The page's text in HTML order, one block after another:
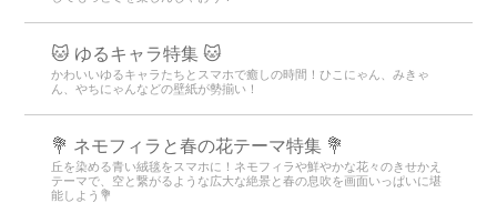
🐱 ゆるキャラ特集 🐱
かわいいゆるキャラたちとスマホで癒しの時間！ひこにゃん、みきゃ
ん、やちにゃんなどの壁紙が勢揃い！
💐 ネモフィラと春の花テーマ特集 💐
丘を染める青い絨毯をスマホに！ネモフィラや鮮やかな花々のきせかえ
テーマで、空と繋がるような広大な絶景と春の息吹を画面いっぱいに堪
能しよう💐